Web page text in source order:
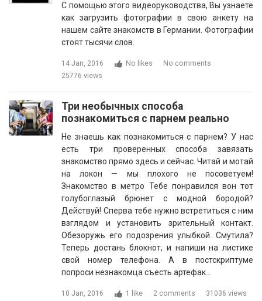
С помощью этого видеоруководства, Вы узнаете
как загрузить фотографии в свою анкету на
нашем сайте знакомств в Германии. Фотографии
стоят тысячи слов.
14 Jan, 2016 No likes
No comments
25776 views
Три необычных способа
познакомиться с парнем реально
Не знаешь как познакомиться с парнем? У нас
есть три проверенных способа завязать
знакомство прямо здесь и сейчас. Читай и мотай
на локон — мы плохого не посоветуем!
Знакомство в метро Тебе понравился вон тот
голубоглазый брюнет с модной бородой?
Действуй! Сперва тебе нужно встретиться с ним
взглядом и установить зрительный контакт.
Обезоружь его подозрения улыбкой. Смутила?
Теперь достань блокнот, и напиши на листике
свой номер телефона. А в постскриптуме
попроси незнакомца съесть артефак…
10 Jan, 2016 1 like 2 comments 31036 views